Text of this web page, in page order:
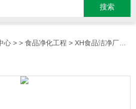
心 > >食品净化工程 > XH食品洁净厂房 工程